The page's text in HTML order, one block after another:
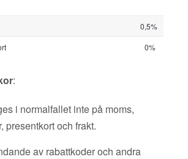
0,5%
0%
:
i normalfallet inte på moms,
presentkort och frakt.
av rabattkoder och andra